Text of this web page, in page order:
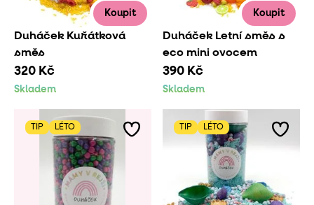
Koupit
Duháček Kuřátková
směs
320 Kč
Skladem
Koupit
Duháček Letní směs s
eco mini ovocem
390 Kč
Skladem
TIP LÉTO TIP LÉTO